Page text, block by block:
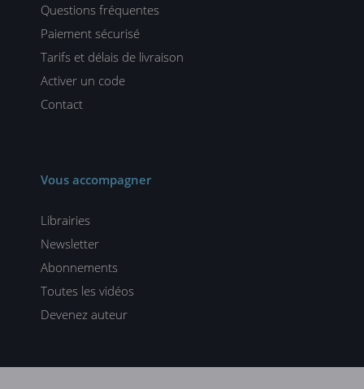
Questions fréquentes
Paiement sécurisé
Tarifs et délais de livraison
Activer un code
Contact
Vous accompagner
Librairies
Newsletter
Abonnements
Toutes les vidéos
Devenez auteur